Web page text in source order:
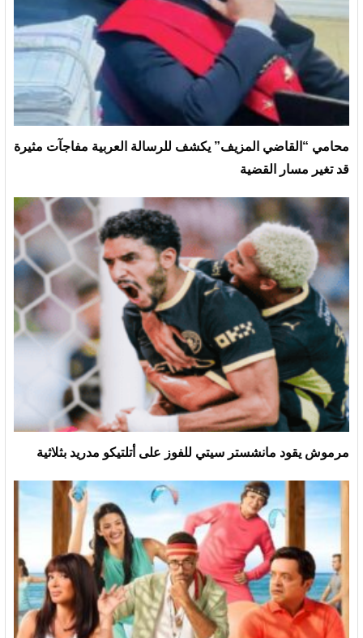
محامي “القاضي المزيف” يكشف للرسالة العربية مفاجآت مثيرة
قد تغير مسار القضية
مرموش يقود مانشستر سيتي للفوز على أتلتيكو مدريد بثلاثية